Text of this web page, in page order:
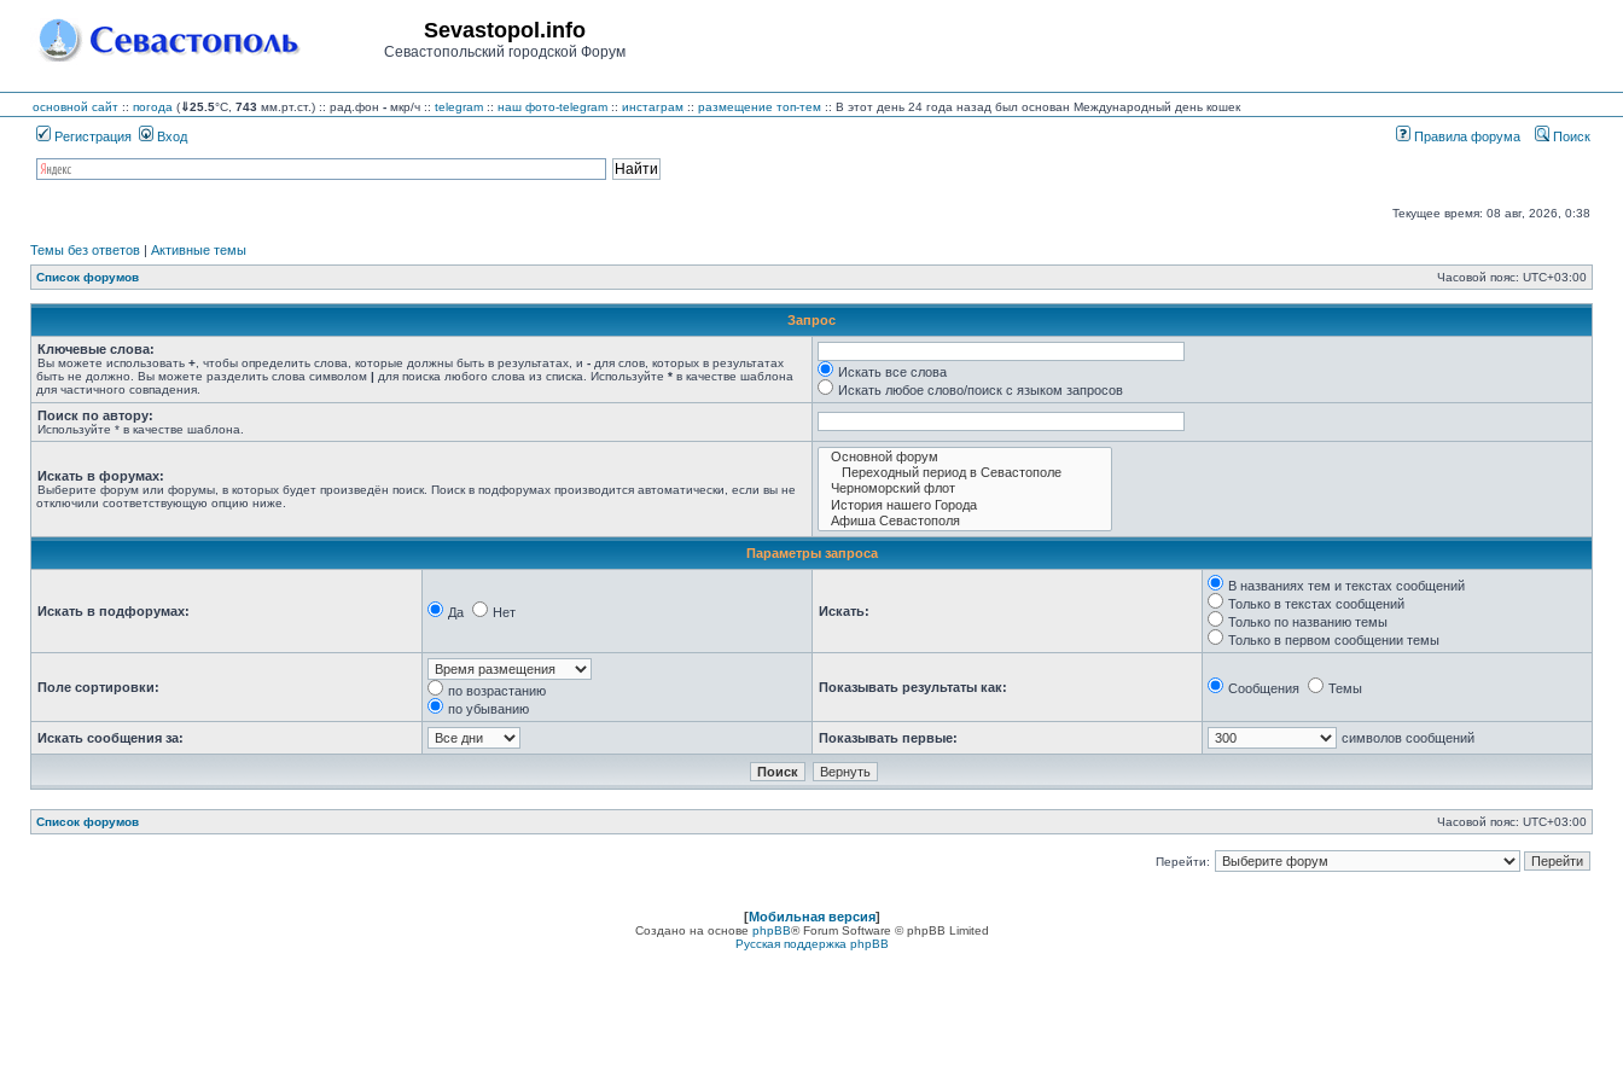
Sevastopol.info
Севастопольский городской Форум
основной сайт :: погода (⇓25.5°C, 743 мм.рт.ст.) :: рад.фон - мкр/ч :: telegram :: наш фото-telegram :: инстаграм :: размещение топ-тем :: В этот день 24 года назад был основан Международный день кошек
Регистрация Вход Правила форума Поиск
Текущее время: 08 авг, 2026, 0:38
Темы без ответов | Активные темы
Список форумов Часовой пояс: UTC+03:00
Запрос
Ключевые слова:
Вы можете использовать + , чтобы определить слова, которые должны быть в результатах, и - для слов, которых в результатах
быть не должно. Вы можете разделить слова символом | для поиска любого слова из списка. Используйте * в качестве шаблона
для частичного совпадения.
Искать все слова
Искать любое слово/поиск с языком запросов
Поиск по автору:
Используйте * в качестве шаблона.
Искать в форумах:
Выберите форум или форумы, в которых будет произведён поиск. Поиск в подфорумах производится автоматически, если вы не
отключили соответствующую опцию ниже.
Параметры запроса
Искать в подфорумах: Да Нет Искать:
В названиях тем и текстах сообщений
Только в текстах сообщений
Только по названию темы
Только в первом сообщении темы
Поле сортировки:
по возрастанию
по убыванию
Показывать результаты как: Сообщения Темы
Искать сообщения за: Показывать первые: символов сообщений
Список форумов Часовой пояс: UTC+03:00
Перейти:
[Мобильная версия]
Создано на основе phpBB® Forum Software © phpBB Limited
Русская поддержка phpBB